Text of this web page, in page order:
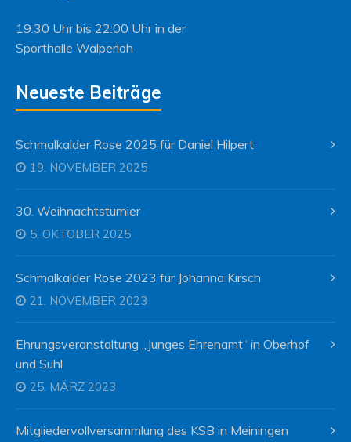
19:30 Uhr bis 22:00 Uhr in der
Sporthalle Walperloh
Neueste Beiträge
Schmalkalder Rose 2025 für Daniel Hilpert
19. NOVEMBER 2025
30. Weihnachtsturnier
5. OKTOBER 2025
Schmalkalder Rose 2023 für Johanna Kirsch
21. NOVEMBER 2023
Ehrungsveranstaltung „Junges Ehrenamt“ in Oberhof
und Suhl
25. MÄRZ 2023
Mitgliedervollversammlung des KSB in Meiningen